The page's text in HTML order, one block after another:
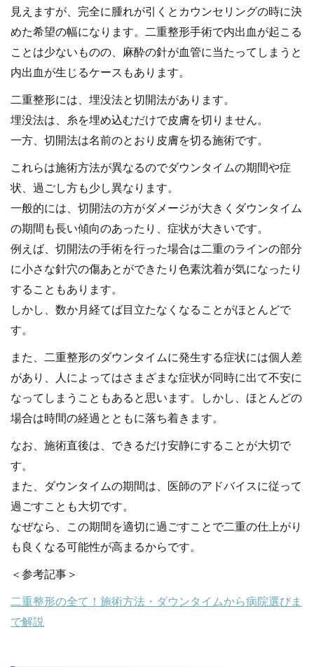
見えますが、完全に腫れが引くとカウンセリングの時に決
めた希望の幅になります。二重整形手術で内出血が起こる
ことは少ないものの、麻酔の針が血管に当たってしまうと
内出血が生じるケースもあります。
二重整形には、埋没法と切開法があります。
埋没法は、糸を埋め込むだけで皮膚を切りません。
一方、切開法は名前のとおり皮膚を切る施術です。
これらは施術方法が異なるのでダウンタイムの期間や症
状、過ごし方も少し異なります。
一般的には、切開法の方がダメージが大きくダウンタイム
の期間も長い傾向のあったり、症状が大きいです。
例えば、切開法の手術を行った場合は二重のラインの部分
に小さな針穴の傷あとができたり色素沈着が気になったり
することもあります。
しかし、数か月経てば目立たなくなることがほとんどで
す。
また、二重整形のダウンタイムに発生する症状には個人差
があり、人によってはさまざまな症状が同時に出て不安に
なってしまうこともあると思います。しかし、ほとんどの
場合は時間の経過とともに落ち着きます。
なお、施術直後は、できるだけ安静にすることが大切で
す。
また、ダウンタイムの期間は、医師のアドバイスに従って
過ごすことも大切です。
なぜなら、この期間を適切に過ごすことで二重の仕上がり
も良くなる可能性が高まるからです。
＜参考記事＞
二重整形の全て！施術方法・ダウンタイムから病院選びま
で解説